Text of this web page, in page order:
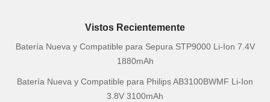
Vistos Recientemente
Batería Nueva y Compatible para Sepura STP9000 Li-Ion 7.4V
1880mAh
Batería Nueva y Compatible para Philips AB3100BWMF Li-Ion
3.8V 3100mAh